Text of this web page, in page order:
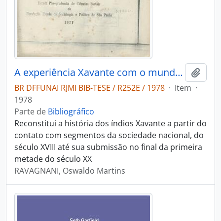
A experiência Xavante com o mundo dos brancos
BR DFFUNAI RJMI BIB-TESE / R252E / 1978 · Item ·
1978
Parte de Bibliográfico
Reconstitui a história dos índios Xavante a partir do
contato com segmentos da sociedade nacional, do
século XVIII até sua submissão no final da primeira
metade do século XX
RAVAGNANI, Oswaldo Martins